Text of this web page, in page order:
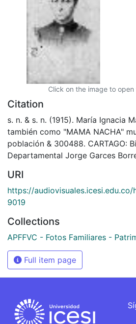
Click on the image to
Citation
s. n. & s. n. (1915). María Ignacia
también como "MAMA NACHA"
población & 300488. CARTAGO:
Departamental Jorge Garces
URI
https://audiovisuales.icesi.edu.co/
9019
Collections
APFFVC - Fotos Familiares -
Full item page